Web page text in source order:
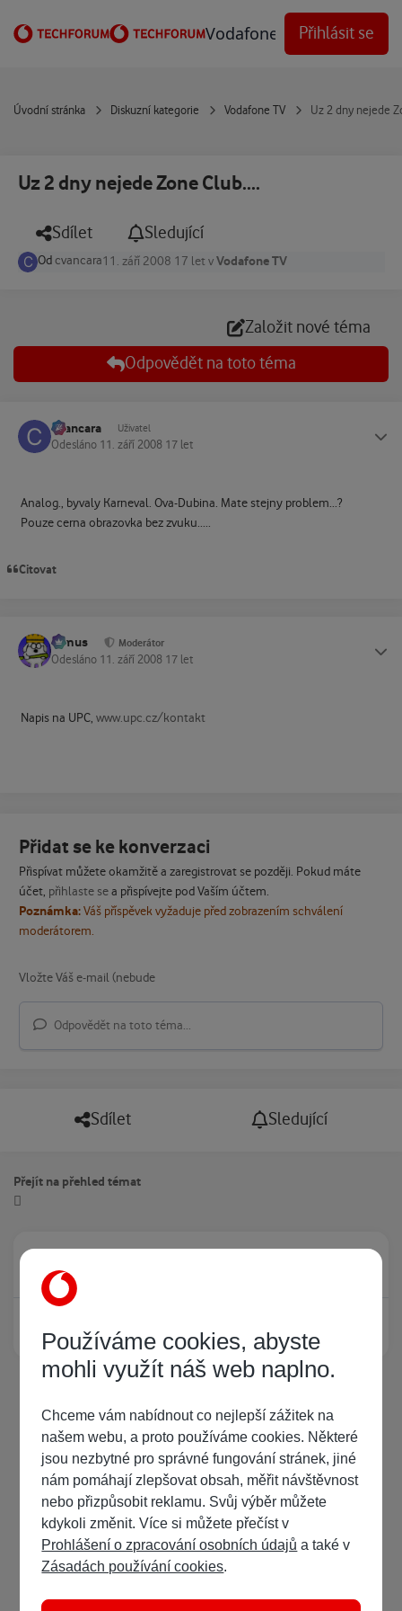
Vodafone Techforum
Přihlásit se
Úvodní stránka Diskuzní kategorie Vodafone TV Uz 2 dny nejede
Uz 2 dny nejede Zone Club....
Sdílet Sledující
Odcvancara11. září 2008 17 let vVodafone TV
Založit nové téma
Odpovědět na toto téma
cvancara Uživatel
Odesláno 11. září 2008 17 let
Analog., byvaly Karneval. Ova-Dubina. Mate stejny problem...?
Pouze cerna obrazovka bez zvuku.....
Citovat
tomus Moderátor
Odesláno 11. září 2008 17 let
Napis na UPC, www.upc.cz/kontakt
Přidat se ke konverzaci
Přispívat můžete okamžitě a zaregistrovat se později. Pokud máte
účet, přihlaste sea přispívejte pod Vaším účtem.
Poznámka:Váš příspěvek vyžaduje před zobrazením schválení
moderátorem.
Odpovědět na toto téma...
Sdílet Sledující
Přejít na přehled témat
Žádný registrovaný uživatel si neprohlíží tuto stránku
Používáme cookies, abyste
mohli využít náš web naplno.
Chceme vám nabídnout co nejlepší zážitek na
našem webu, a proto používáme cookies. Některé
jsou nezbytné pro správné fungování stránek, jiné
nám pomáhají zlepšovat obsah, měřit návštěvnost
nebo přizpůsobit reklamu. Svůj výběr můžete
kdykoli změnit. Více si můžete přečíst v
Prohlášení o zpracování osobních údajů a také v
Zásadách používání cookies.